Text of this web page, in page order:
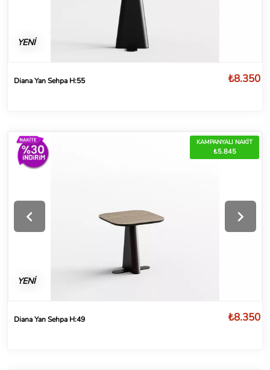
YENİ
Diana Yan Sehpa H:55 ₺8.350
KAMPANYALI NAKİT
₺5.845
YENİ
Diana Yan Sehpa H:49 ₺8.350